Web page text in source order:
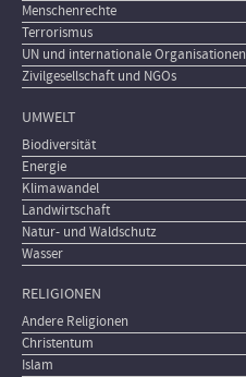
Menschenrechte
Terrorismus
UN und internationale Organisationen
Zivilgesellschaft und NGOs
UMWELT
Biodiversität
Energie
Klimawandel
Landwirtschaft
Natur- und Waldschutz
Wasser
RELIGIONEN
Andere Religionen
Christentum
Islam